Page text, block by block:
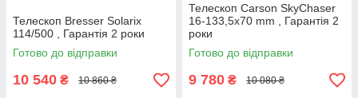
Телескоп Bresser Solarix
114/500 , Гарантія 2 роки
Готово до відправки
10 540 ₴ 10 860 ₴
Телескоп Carson SkyChaser
16-133,5x70 mm , Гарантія 2
роки
Готово до відправки
9 780 ₴ 10 080 ₴